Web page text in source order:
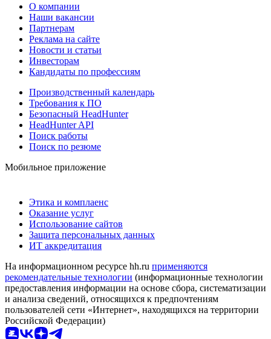
О компании
Наши вакансии
Партнерам
Реклама на сайте
Новости и статьи
Инвесторам
Кандидаты по профессиям
Производственный календарь
Требования к ПО
Безопасный HeadHunter
HeadHunter API
Поиск работы
Поиск по резюме
Мобильное приложение
Этика и комплаенс
Оказание услуг
Использование сайтов
Защита персональных данных
ИТ аккредитация
На информационном ресурсе hh.ru применяются
рекомендательные технологии (информационные технологии
предоставления информации на основе сбора, систематизации
и анализа сведений, относящихся к предпочтениям
пользователей сети «Интернет», находящихся на территории
Российской Федерации)